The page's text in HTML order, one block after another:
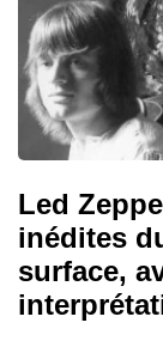
Led
inédites
surface,